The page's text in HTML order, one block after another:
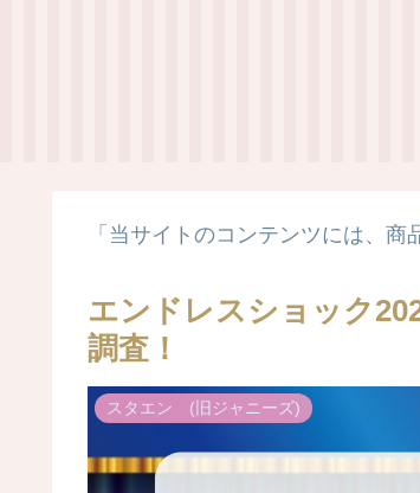
「当サイトのコンテンツには、商
エンドレスショック
調査！
スタエン (旧ジャニーズ)